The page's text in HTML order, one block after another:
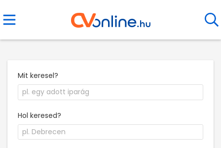
Mit keresel?
Hol keresed?